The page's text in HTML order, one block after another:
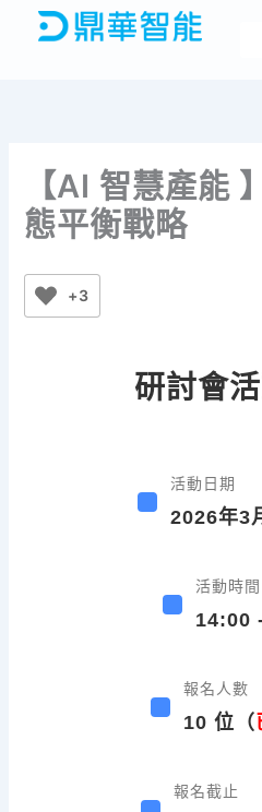
【AI 智慧產能
態平衡戰略
+3
研討會
活動日期
2026年3
活動時間
14:00
報名人數
10 位（
報名截止